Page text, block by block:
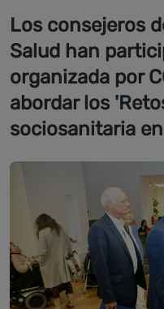
Los consejeros
Salud han
organizada por
abordar los
sociosanitaria